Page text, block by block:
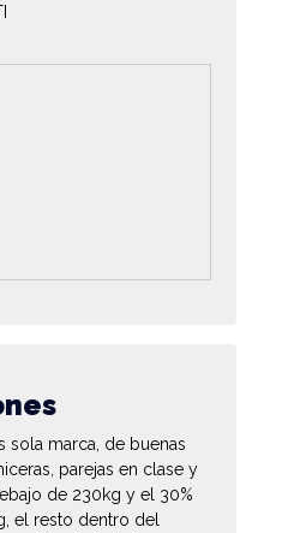
sola marca, de buenas
parejas en clase y
de 230kg y el 30%
el resto dentro del